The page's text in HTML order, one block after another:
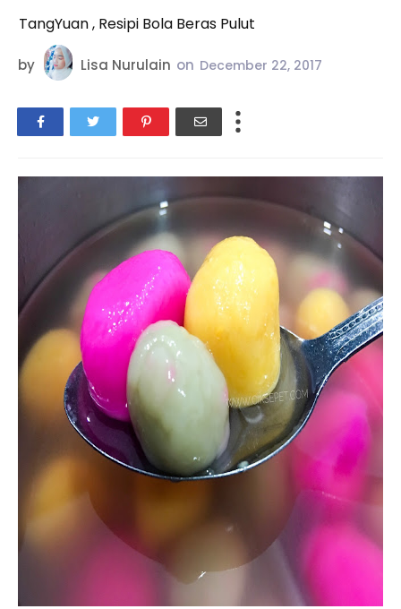
TangYuan , Resipi Bola Beras Pulut
by Lisa Nurulain on December 22, 2017